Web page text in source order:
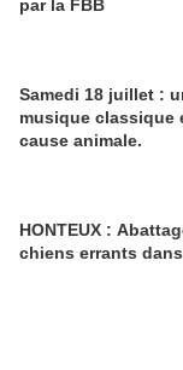
par la FBB
Samedi 18 juillet :
musique classique
cause animale.
HONTEUX :
chiens errants